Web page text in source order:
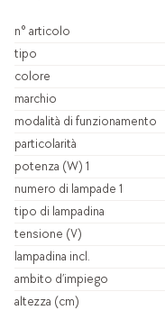
n° articolo
tipo
colore
marchio
modalità di funzionamento
particolarità
potenza (W) 1
numero di lampade 1
tipo di lampadina
tensione (V)
lampadina incl.
ambito d’impiego
altezza (cm)